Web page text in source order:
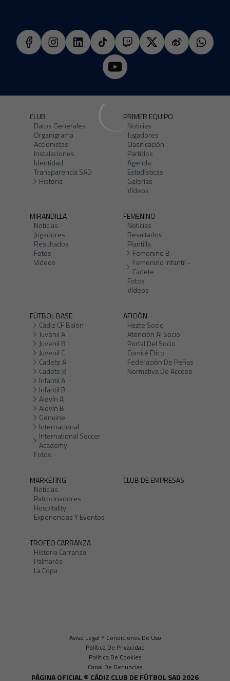
CLUB
Datos Generales
Organigrama
Accionistas
Instalaciones
Identidad
Transparencia SAD
Historia
PRIMER EQUIPO
Noticias
Jugadores
Clasificación
Partidos
Agenda
Estadísticas
Galerías
Vídeos
MIRANDILLA
Noticias
Jugadores
Resultados
Fotos
Vídeos
FEMENINO
Noticias
Resultados
Plantilla
Femenino B
Femenino Infantil -
Cadete
Fotos
Vídeos
FÚTBOL BASE
Cádiz CF Balón
Juvenil A
Juvenil B
Juvenil C
Cadete A
Cadete B
Infantil A
Infantil B
Alevín A
Alevín B
Genuine
Internacional
International Soccer
Academy
Fotos
AFICIÓN
Hazte Socio
Atención Al Socio
Portal Del Socio
Comité Ético
Federación De Peñas
Normativa De Acceso
MARKETING
Noticias
Patrocinadores
Hospitality
Experiencias Y Eventos
CLUB DE EMPRESAS
TROFEO CARRANZA
Historia Carranza
Palmarés
La Copa
Aviso Legal Y Condiciones De Uso
Política De Privacidad
Política De Cookies
Canal De Denuncias
PÀGINA OFICIAL © CÁDIZ CLUB DE FÚTBOL SAD 2026